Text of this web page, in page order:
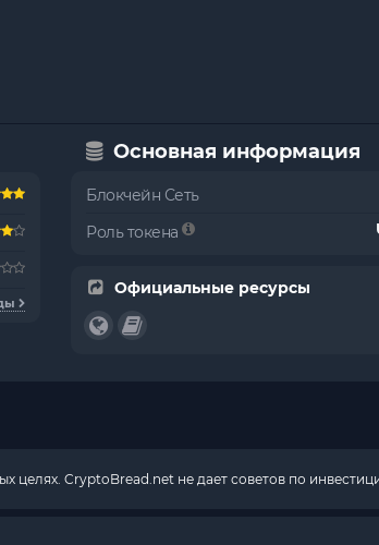
Основная информация
Блокчейн Сеть
Роль токена
Официальные ресурсы
целях. CryptoBread.net не дает советов по